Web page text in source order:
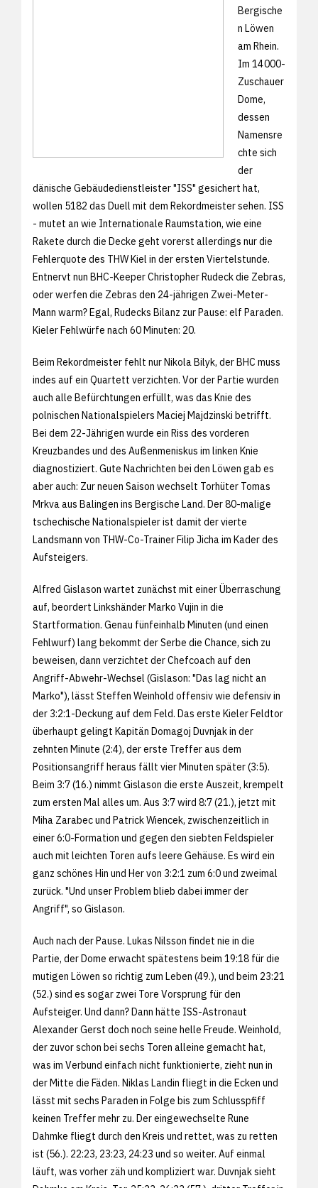
Bergische
n Löwen
am Rhein.
Im 14 000-
Zuschauer
Dome,
dessen
Namensre
chte sich
der
dänische Gebäudedienstleister "ISS" gesichert hat,
wollen 5182 das Duell mit dem Rekordmeister sehen. ISS
- mutet an wie Internationale Raumstation, wie eine
Rakete durch die Decke geht vorerst allerdings nur die
Fehlerquote des THW Kiel in der ersten Viertelstunde.
Entnervt nun BHC-Keeper Christopher Rudeck die Zebras,
oder werfen die Zebras den 24-jährigen Zwei-Meter-
Mann warm? Egal, Rudecks Bilanz zur Pause: elf Paraden.
Kieler Fehlwürfe nach 60 Minuten: 20.
Beim Rekordmeister fehlt nur Nikola Bilyk, der BHC muss
indes auf ein Quartett verzichten. Vor der Partie wurden
auch alle Befürchtungen erfüllt, was das Knie des
polnischen Nationalspielers Maciej Majdzinski betrifft.
Bei dem 22-Jährigen wurde ein Riss des vorderen
Kreuzbandes und des Außenmeniskus im linken Knie
diagnostiziert. Gute Nachrichten bei den Löwen gab es
aber auch: Zur neuen Saison wechselt Torhüter Tomas
Mrkva aus Balingen ins Bergische Land. Der 80-malige
tschechische Nationalspieler ist damit der vierte
Landsmann von THW-Co-Trainer Filip Jicha im Kader des
Aufsteigers.
Alfred Gislason wartet zunächst mit einer Überraschung
auf, beordert Linkshänder Marko Vujin in die
Startformation. Genau fünfeinhalb Minuten (und einen
Fehlwurf) lang bekommt der Serbe die Chance, sich zu
beweisen, dann verzichtet der Chefcoach auf den
Angriff-Abwehr-Wechsel (Gislason: "Das lag nicht an
Marko"), lässt Steffen Weinhold offensiv wie defensiv in
der 3:2:1-Deckung auf dem Feld. Das erste Kieler Feldtor
überhaupt gelingt Kapitän Domagoj Duvnjak in der
zehnten Minute (2:4), der erste Treffer aus dem
Positionsangriff heraus fällt vier Minuten später (3:5).
Beim 3:7 (16.) nimmt Gislason die erste Auszeit, krempelt
zum ersten Mal alles um. Aus 3:7 wird 8:7 (21.), jetzt mit
Miha Zarabec und Patrick Wiencek, zwischenzeitlich in
einer 6:0-Formation und gegen den siebten Feldspieler
auch mit leichten Toren aufs leere Gehäuse. Es wird ein
ganz schönes Hin und Her von 3:2:1 zum 6:0 und zweimal
zurück. "Und unser Problem blieb dabei immer der
Angriff", so Gislason.
Auch nach der Pause. Lukas Nilsson findet nie in die
Partie, der Dome erwacht spätestens beim 19:18 für die
mutigen Löwen so richtig zum Leben (49.), und beim 23:21
(52.) sind es sogar zwei Tore Vorsprung für den
Aufsteiger. Und dann? Dann hätte ISS-Astronaut
Alexander Gerst doch noch seine helle Freude. Weinhold,
der zuvor schon bei sechs Toren alleine gemacht hat,
was im Verbund einfach nicht funktionierte, zieht nun in
der Mitte die Fäden. Niklas Landin fliegt in die Ecken und
lässt mit sechs Paraden in Folge bis zum Schlusspfiff
keinen Treffer mehr zu. Der eingewechselte Rune
Dahmke fliegt durch den Kreis und rettet, was zu retten
ist (56.). 22:23, 23:23, 24:23 und so weiter. Auf einmal
läuft, was vorher zäh und kompliziert war. Duvnjak sieht